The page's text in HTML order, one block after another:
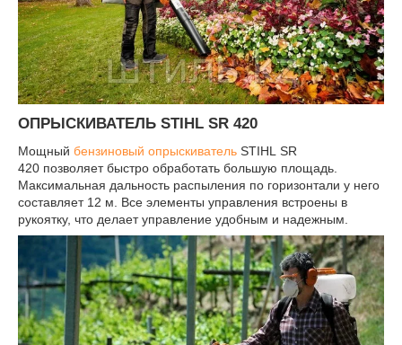
ОПРЫСКИВАТЕЛЬ STIHL SR 420
Мощный бензиновый опрыскиватель STIHL SR
420 позволяет быстро обработать большую площадь.
Максимальная дальность распыления по горизонтали у него
составляет 12 м. Все элементы управления встроены в
рукоятку, что делает управление удобным и надежным.